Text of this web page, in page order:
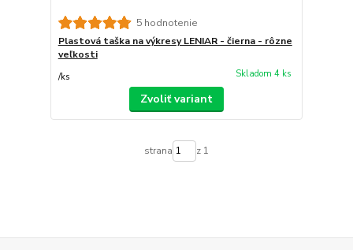
5 hodnotenie
Plastová taška na výkresy LENIAR - čierna - rôzne
veľkosti
/ks Skladom 4 ks
Zvoliť variant
strana z 1